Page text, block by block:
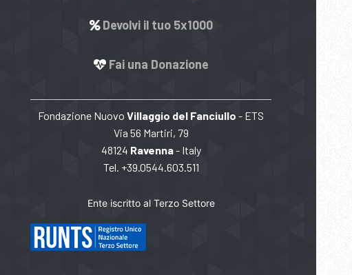
Devolvi il tuo 5x1000
Fai una Donazione
Fondazione Nuovo Villaggio del Fanciullo - ETS
Via 56 Martiri, 79
48124 Ravenna- Italy
Tel. +39.0544.603.511
Ente iscritto al Terzo Settore